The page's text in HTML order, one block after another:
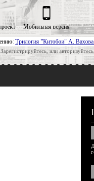
Трилогия "Китобои" А. Вахова.
или авторизуйтесь.
Мобильная версия